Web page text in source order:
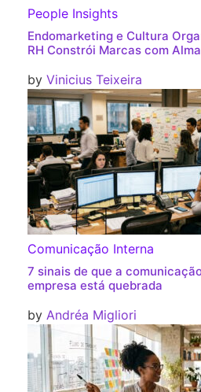
People Insights
Endomarketing e Cultura
RH Constrói Marcas com Alma
by Vinicius Teixeira
Comunicação Interna
7 sinais de que a
empresa está quebrada
by Andréa Migliori